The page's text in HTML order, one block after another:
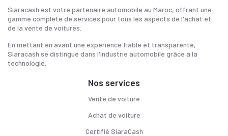
Siaracash est votre partenaire automobile au Maroc, offrant une
gamme complète de services pour tous les aspects de l'achat et
de la vente de voitures.
En mettant en avant une expérience fiable et transparente,
Siaracash se distingue dans l'industrie automobile grâce à la
technologie.
Nos services
Vente de voiture
Achat de voiture
Certifié SiaraCash